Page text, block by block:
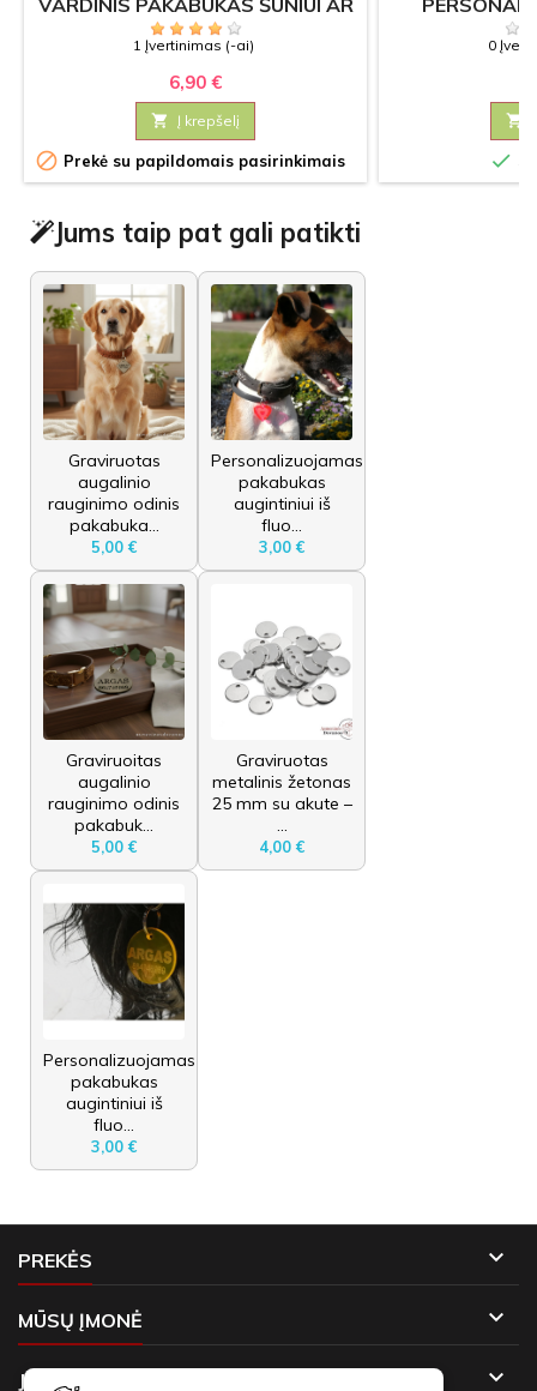
KATEI
1 Įvertinimas (-ai)
6,90 €
 Į krepšelį
 Prekė su papildomais pasirinkimais
0


Jums taip pat gali patikti
Graviruotas
augalinio
rauginimo odinis
pakabuka...
5,00 €
Personalizuojamas
pakabukas
augintiniui iš
fluo...
3,00 €
Graviruoitas
augalinio
rauginimo odinis
pakabuk...
5,00 €
Graviruotas
metalinis žetonas
25 mm su akute –
...
4,00 €
Personalizuojamas
pakabukas
augintiniui iš
fluo...
3,00 €
PREKĖS 
MŪSŲ ĮMONĖ 
JŪSŲ PASKYRA 